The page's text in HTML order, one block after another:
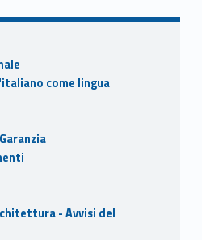
come lingua
- Avvisi del